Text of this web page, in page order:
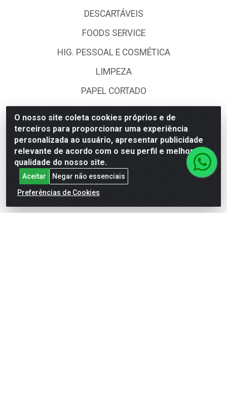
O nosso site coleta cookies próprios e de
terceiros para proporcionar uma experiência
personalizada ao usuário, apresentar publicidade
relevante de acordo com o seu perfil e melhorar a
qualidade do nosso site.
Aceitar
Negar não essenciais
Preferências de Cookies
DESCARTÁVEIS
FOODS SERVICE
HIG. PESSOAL E COSMÉTICA
LIMPEZA
PAPEL CORTADO
UTILIDADES DOMÉSTICAS
Fale Conosco
(62) 4014-4700
suporte@goiasatacado.com.br